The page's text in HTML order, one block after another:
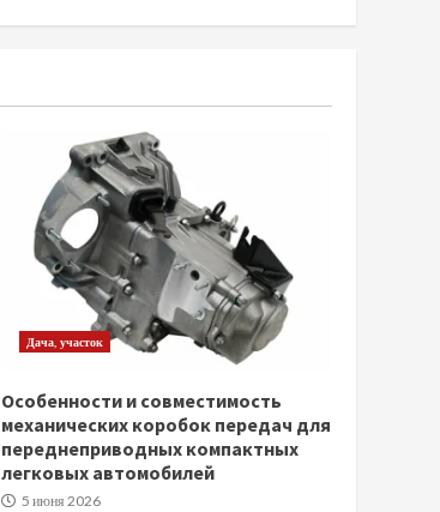
Дача, участок
Особенности и совместимость
механических коробок передач для
переднеприводных компактных
легковых автомобилей
5 июня 2026